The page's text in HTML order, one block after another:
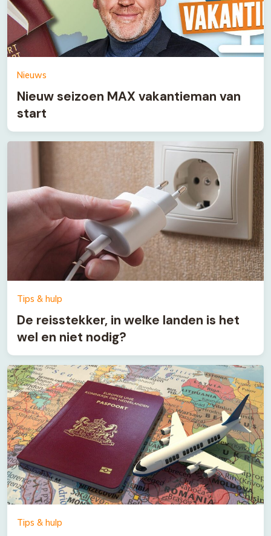
Nieuws
Nieuw seizoen MAX vakantieman van
start
Tips & hulp
De reisstekker, in welke landen is het
wel en niet nodig?
Tips & hulp